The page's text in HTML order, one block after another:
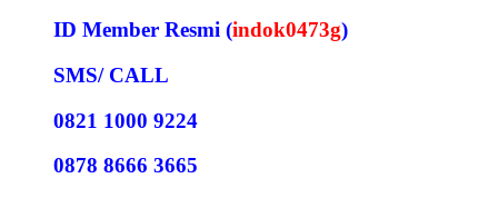
ID Member Resmi (indok0473g)
SMS/ CALL
0821 1000 9224
0878 8666 3665